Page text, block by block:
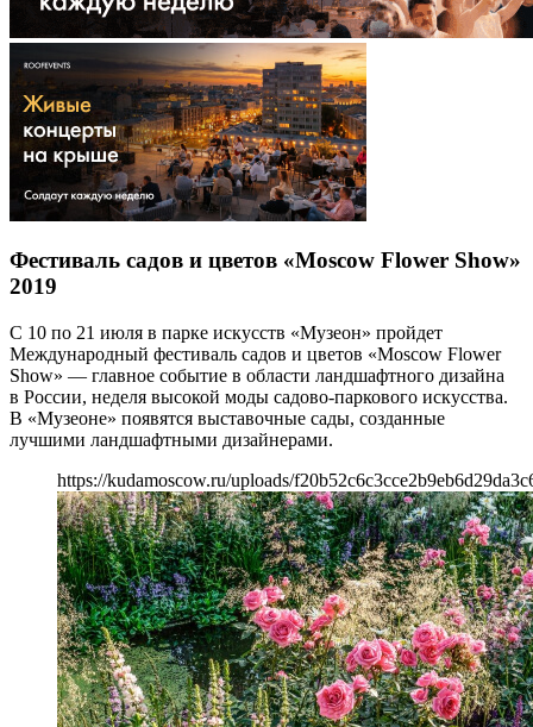
Фестиваль садов и цветов «Moscow Flower Show»
2019
С 10 по 21 июля в парке искусств «Музеон» пройдет
Международный фестиваль садов и цветов «Moscow Flower
Show» — главное событие в области ландшафтного дизайна
в России, неделя высокой моды садово-паркового искусства.
В «Музеоне» появятся выставочные сады, созданные
лучшими ландшафтными дизайнерами.
https://kudamoscow.ru/uploads/